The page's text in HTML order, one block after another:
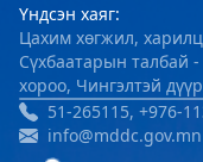
Дэлгэрэнгүй
Хөвсгөл
газар
2024-08-06 08:04:47
Үндсэн хаяг:
Цахим хөгжил,
Сүхбаатарын талбай
хороо, Чингэлтэй
51-265115, +976-
info@mddc.gov.mn